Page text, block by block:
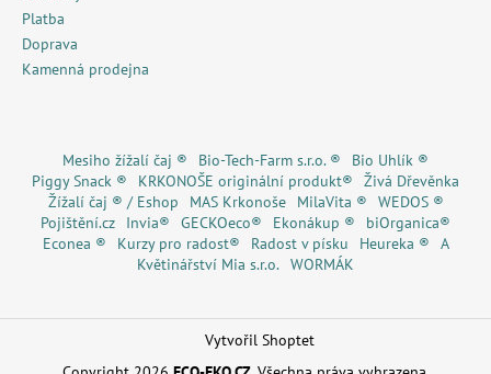
Platba
Doprava
Kamenná prodejna
Mesiho žížalí čaj ® Bio-Tech-Farm s.r.o. ®
Bio Uhlík ®
Piggy Snack ®
KRKONOŠE originální produkt®
Živá Dřevěnka
Žížalí čaj ® / Eshop
MAS Krkonoše MilaVita ®
WEDOS ®
Pojištění.cz
Invia® GECKOeco® Ekonákup ®
biOrganica®
Econea ®
Kurzy pro radost® Radost v písku Heureka ®
A
Květinářství Mia s.r.o. WORMÁK
Vytvořil Shoptet